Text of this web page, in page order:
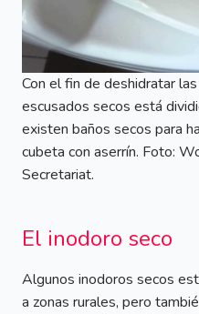
Con el fin de deshidratar
escusados secos está
existen baños secos para
cubeta con aserrín. Foto:
Secretariat.
El inodoro seco
Algunos inodoros secos
a zonas rurales, pero